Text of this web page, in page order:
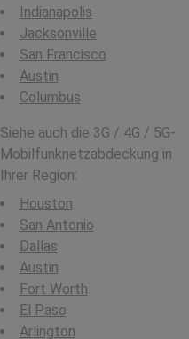
Indianapolis
Jacksonville
San Francisco
Austin
Columbus
Siehe auch die 3G / 4G / 5G-
Mobilfunknetzabdeckung in
Ihrer Region:
Houston
San Antonio
Dallas
Austin
Fort Worth
El Paso
Arlington